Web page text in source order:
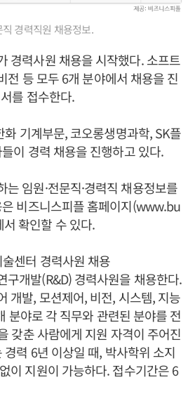
경력직원 채용정보.
경력사원 채용을 시작했다. 소프트
전 등 모두 6개 분야에서 채용을 진
를 접수한다.
기계부문, 코오롱생명과학, SK플
이 경력 채용을 진행하고 있다.
임원·전문직·경력직 채용정보를
비즈니스피플 홈페이지(www.bu
확인할 수 있다.
센터 경력사원 채용
구개발(R&D) 경력사원을 채용한다.
개발, 모션제어, 비전, 시스템, 지능
분야로 각 직무와 관련된 분야를 전
갖춘 사람에게 지원 자격이 주어진
력 6년 이상일 때, 박사학위 소지
이 지원이 가능하다. 접수기간은 6